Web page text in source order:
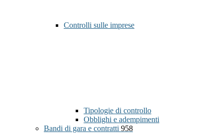
Controlli sulle imprese
Tipologie di controllo
Obblighi e adempimenti
Bandi di gara e contratti 958